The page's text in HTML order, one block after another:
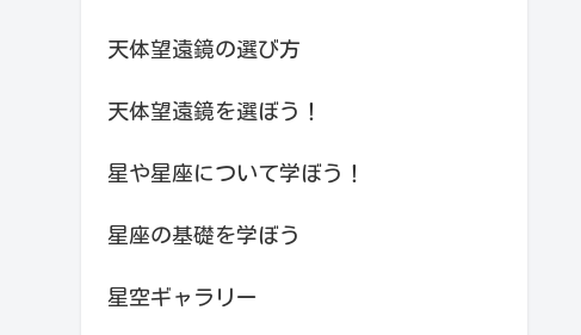
天体望遠鏡の選び方
天体望遠鏡を選ぼう！
星や星座について学ぼう！
星座の基礎を学ぼう
星空ギャラリー